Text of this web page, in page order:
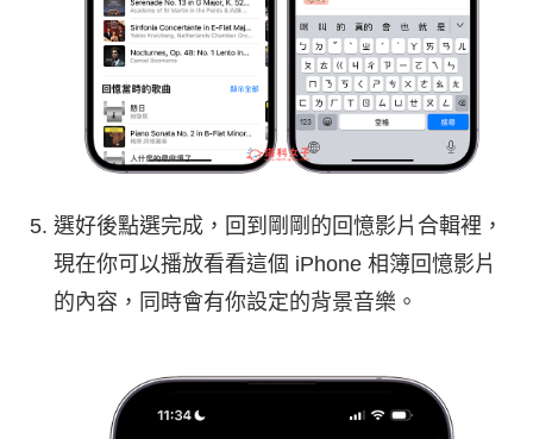
選好後點選完成，回到剛剛的回憶影片合輯裡，
現在你可以播放看看這個 iPhone 相簿回憶影片
的內容，同時會有你設定的背景音樂。